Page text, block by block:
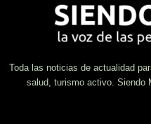
Toda las noticias de actualidad
salud, turismo activo. Siendo